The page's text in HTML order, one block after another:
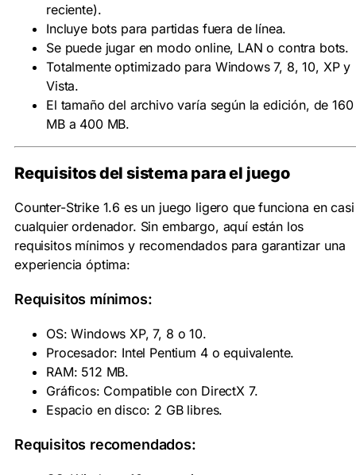
reciente).
Incluye bots para partidas fuera de línea.
Se puede jugar en modo online, LAN o contra bots.
Totalmente optimizado para Windows 7, 8, 10, XP y
Vista.
El tamaño del archivo varía según la edición, de 160
MB a 400 MB.
Requisitos del sistema para el juego
Counter-Strike 1.6 es un juego ligero que funciona en casi
cualquier ordenador. Sin embargo, aquí están los
requisitos mínimos y recomendados para garantizar una
experiencia óptima:
Requisitos mínimos:
OS: Windows XP, 7, 8 o 10.
Procesador: Intel Pentium 4 o equivalente.
RAM: 512 MB.
Gráficos: Compatible con DirectX 7.
Espacio en disco: 2 GB libres.
Requisitos recomendados: